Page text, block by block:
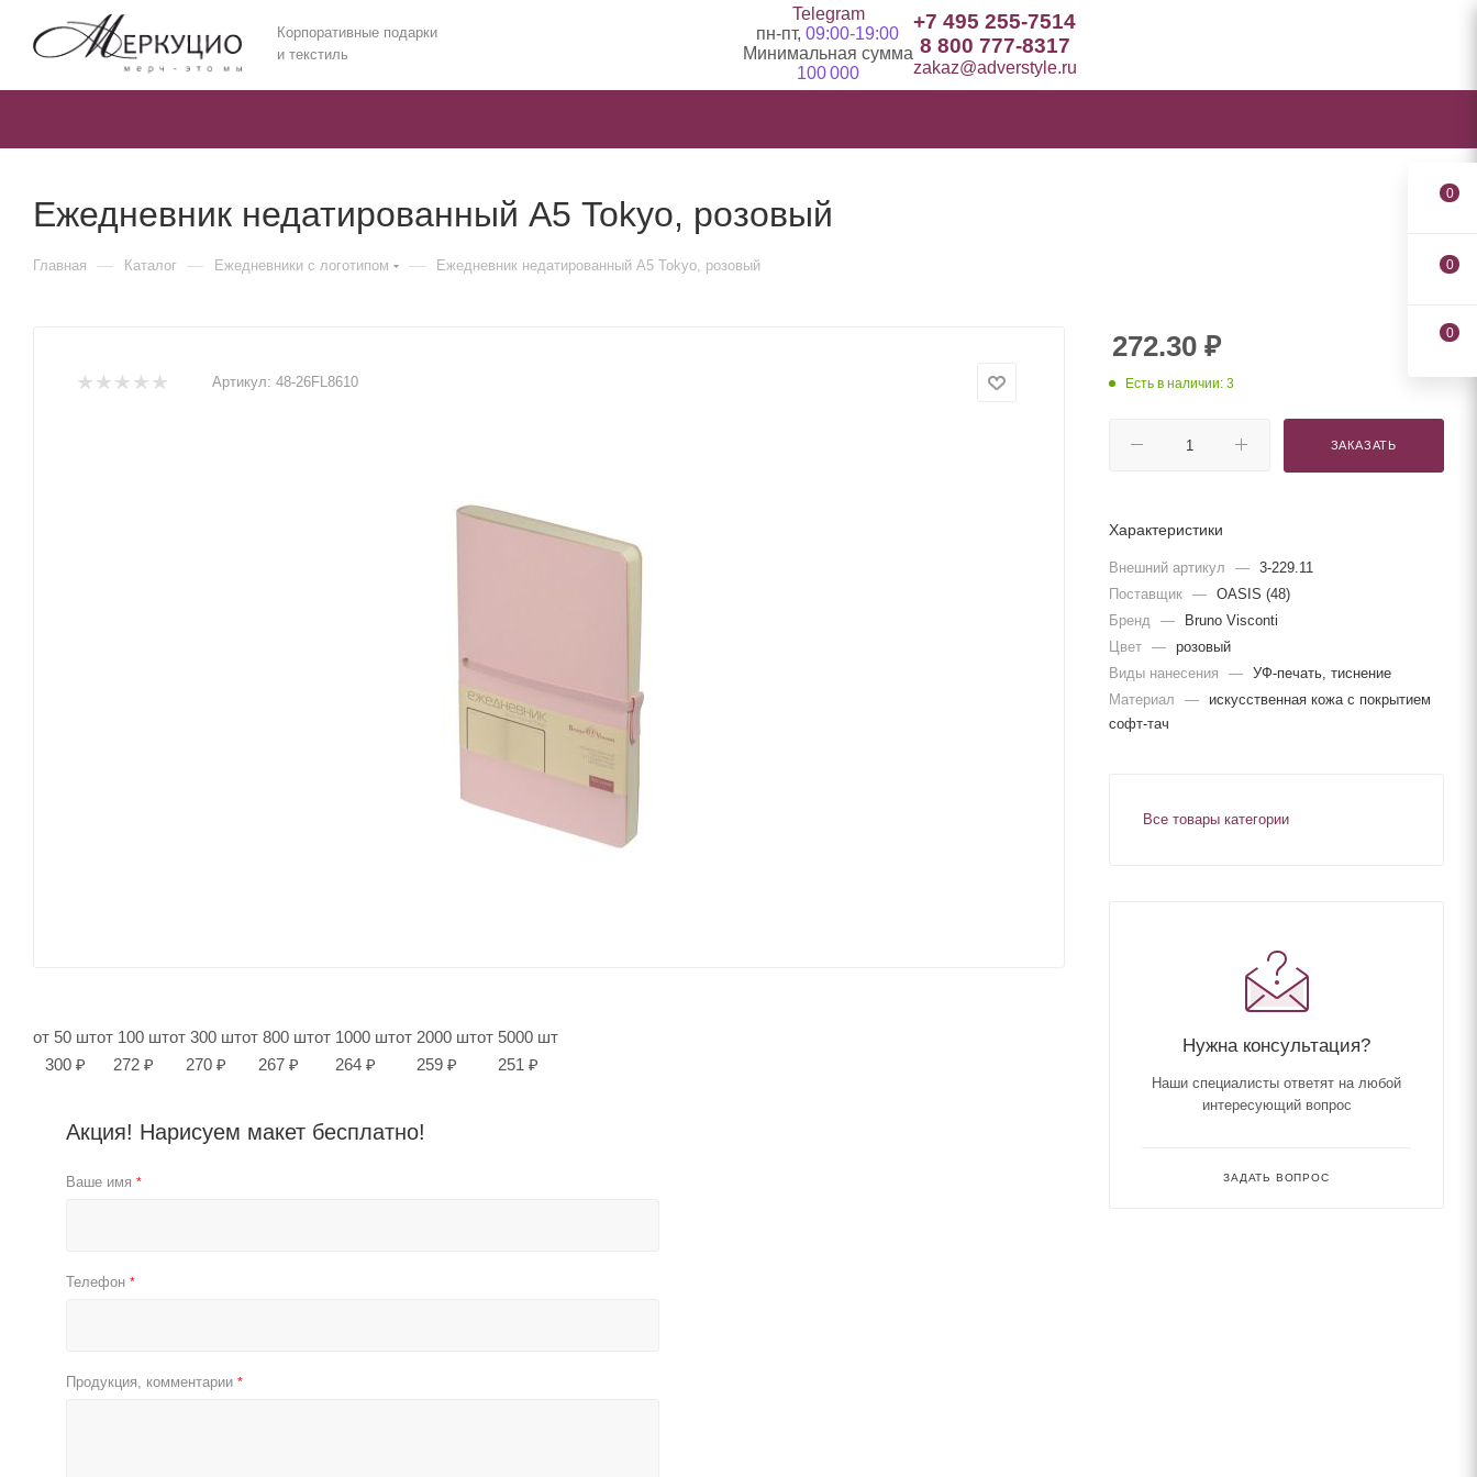
Корпоративные подарки
и текстиль
Telegram
пн-пт, 09:00-19:00
Минимальная сумма
100 000
+7 495 255-7514
8 800 777-8317
zakaz@adverstyle.ru
Ежедневник недатированный А5 Tokyo, розовый
Главная — Каталог — Ежедневники c логотипом — Ежедневник недатированный А5 Tokyo, розовый
Артикул: 48-26FL8610
от 50 шт
300 ₽
от 100 шт
272 ₽
от 300 шт
270 ₽
от 800 шт
267 ₽
от 1000 шт
264 ₽
от 2000 шт
259 ₽
от 5000 шт
251 ₽
Акция! Нарисуем макет бесплатно!
Ваше имя *
Телефон *
Продукция, комментарии *
272.30 ₽
Есть в наличии: 3
ЗАКАЗАТЬ
Характеристики
Внешний артикул — 3-229.11
Поставщик — OASIS (48)
Бренд
—
Bruno Visconti
Цвет — розовый
Виды нанесения
— УФ-печать, тиснение
Материал
—
искусственная кожа с покрытием
софт-тач
Все товары категории
Нужна консультация?
Наши специалисты ответят на любой
интересующий вопрос
ЗАДАТЬ ВОПРОС
0
0
0